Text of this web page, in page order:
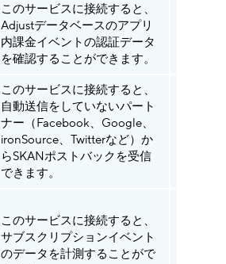
このサービスに接続すると、
Adjustデータベースのアプリ
内課金イベントの認証データ
を確認することができます。
このサービスに接続すると、
自動送信をしていないパート
ナー（Facebook、Google、
ironSource、Twitterなど）か
らSKANポストバックを受信
できます。
このサービスに接続すると、
サブスクリプションイベント
のデータを計測することがで